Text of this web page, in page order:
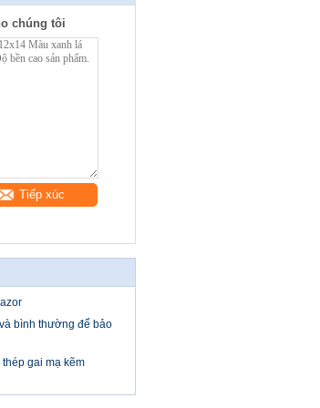
chúng tôi
Tiếp xúc
bình thường để bảo
gai mạ kẽm